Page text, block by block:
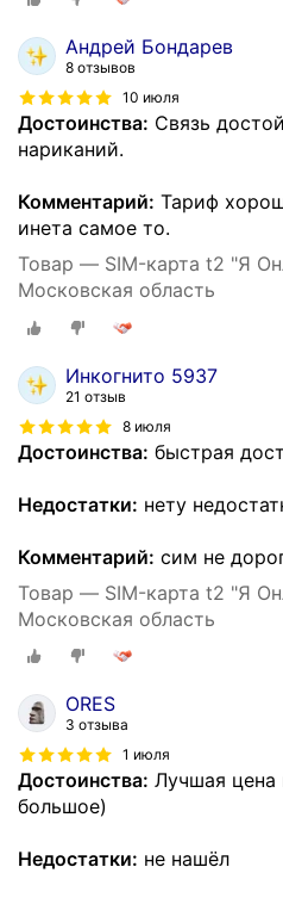
Андрей Бондарев
8 отзывов
10 июля
Достоинства: Связь
нариканий.
Комментарий: Тариф
инета самое то.
Товар — SIM-карта t2 "Я
Московская область
Инкогнито 5937
21 отзыв
8 июля
Достоинства: быстрая
Недостатки: нету
Комментарий: сим не
Товар — SIM-карта t2 "Я
Московская область
ORES
3 отзыва
1 июля
Достоинства: Лучшая цена
большое)
Недостатки: не нашёл